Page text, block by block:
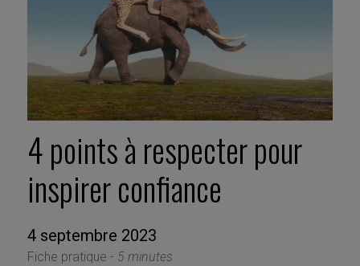
4 points à respecter pour
inspirer confiance
4 septembre 2023
Fiche pratique - 5 minutes